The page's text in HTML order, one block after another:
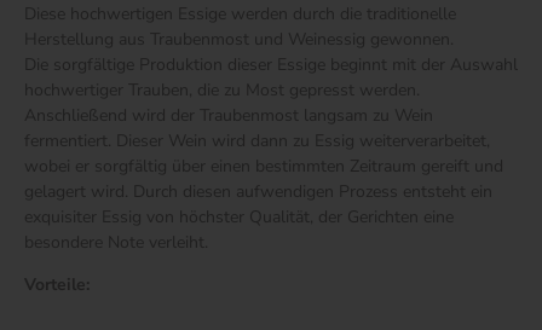
Diese hochwertigen Essige werden durch die traditionelle
Herstellung aus Traubenmost und Weinessig gewonnen.
Die sorgfältige Produktion dieser Essige beginnt mit der Auswahl
hochwertiger Trauben, die zu Most gepresst werden.
Anschließend wird der Traubenmost langsam zu Wein
fermentiert. Dieser Wein wird dann zu Essig weiterverarbeitet,
wobei er sorgfältig über einen bestimmten Zeitraum gereift und
gelagert wird. Durch diesen aufwendigen Prozess entsteht ein
exquisiter Essig von höchster Qualität, der Gerichten eine
besondere Note verleiht.
Vorteile: